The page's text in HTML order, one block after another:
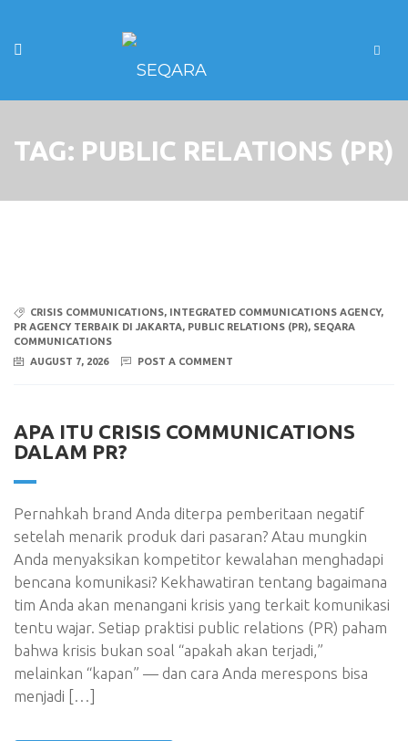
TAG: PUBLIC RELATIONS (PR)
CRISIS COMMUNICATIONS, INTEGRATED COMMUNICATIONS AGENCY,
PR AGENCY TERBAIK DI JAKARTA, PUBLIC RELATIONS (PR), SEQARA
COMMUNICATIONS
AUGUST 7, 2026
POST A COMMENT
APA ITU CRISIS COMMUNICATIONS
DALAM PR?
Pernahkah brand Anda diterpa pemberitaan negatif
setelah menarik produk dari pasaran? Atau mungkin
Anda menyaksikan kompetitor kewalahan menghadapi
bencana komunikasi? Kekhawatiran tentang bagaimana
tim Anda akan menangani krisis yang terkait komunikasi
tentu wajar. Setiap praktisi public relations (PR) paham
bahwa krisis bukan soal “apakah akan terjadi,”
melainkan “kapan” — dan cara Anda merespons bisa
menjadi […]